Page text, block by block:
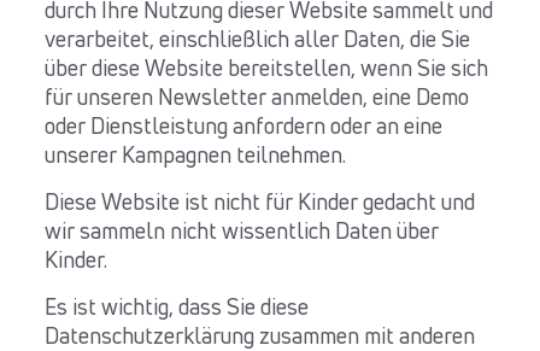
durch Ihre Nutzung dieser Website sammelt und
verarbeitet, einschließlich aller Daten, die Sie
über diese Website bereitstellen, wenn Sie sich
für unseren Newsletter anmelden, eine Demo
oder Dienstleistung anfordern oder an eine
unserer Kampagnen teilnehmen.
Diese Website ist nicht für Kinder gedacht und
wir sammeln nicht wissentlich Daten über
Kinder.
Es ist wichtig, dass Sie diese
Datenschutzerklärung zusammen mit anderen